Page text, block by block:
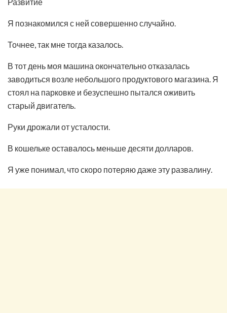
Я познакомился с ней совершенно случайно.
Точнее, так мне тогда казалось.
В тот день моя машина окончательно отказалась
заводиться возле небольшого продуктового магазина. Я
стоял на парковке и безуспешно пытался оживить
старый двигатель.
Руки дрожали от усталости.
В кошельке оставалось меньше десяти долларов.
Я уже понимал, что скоро потеряю даже эту развалину.